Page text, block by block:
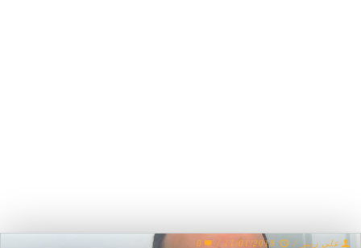
علي زبير /
11/01/2018
/
0